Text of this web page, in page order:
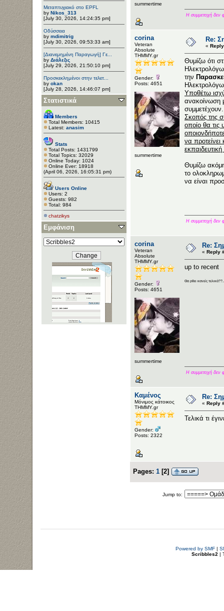
Μεταπτυχιακό στο EPFL
by Nikos_313
[July 30, 2026, 14:24:35 pm]
Οδύσσεια
by mdimitrig
[July 30, 2026, 09:53:33 am]
[Διανεμημένη Παραγωγή] Γε...
by Διάλεξις
[July 29, 2026, 21:50:10 pm]
Προσκεκλημένοι στην τελετ...
by okan
[July 28, 2026, 14:46:07 pm]
Στατιστικά
Members
Total Members: 10415
Latest: anasim
Stats
Total Posts: 1431799
Total Topics: 32029
Online Today: 1024
Online Ever: 18918
(April 06, 2026, 16:05:31 pm)
Users Online
Users: 2
Guests: 982
Total: 984
chatzikys
Εμφάνιση
summertime
Η συμμετοχή δεν
corina
Veteran
Αbsolute
ΤΗΜΜΥ.gr
Gender:
Posts: 4651
summertime
Re:
«
Θυμίζω ότι
την
Υποθέτω
ανακοίνωση
συμμετέχουν.
Σκοπός της
οποίο θα τις
να
Θυμίζω
το
να είναι
Η συμμετοχή δεν
corina
Veteran
Αbsolute
ΤΗΜΜΥ.gr
Gender:
Posts: 4651
summertime
Re:
« Reply
up to recent
Θα ρθει κανείς
Η συμμετοχή δεν
Καμένος
Μόνιμος κάτοικος
ΤΗΜΜΥ.gr
Gender:
Posts: 2322
Re:
« Reply
Τελικά τι
Pages: 1 [2]
Jump to:
Powered by SMF|
Scribbles2 |